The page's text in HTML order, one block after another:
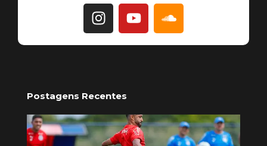
Postagens Recentes